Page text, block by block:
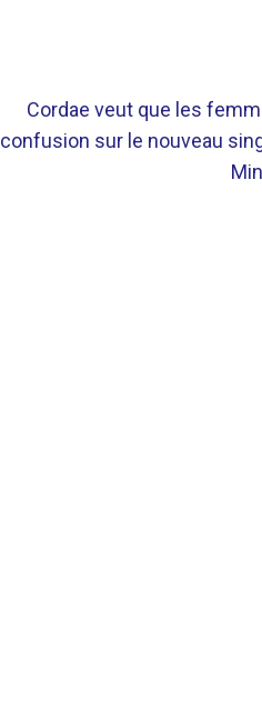
Cordae veut que les
confusion sur le nouveau